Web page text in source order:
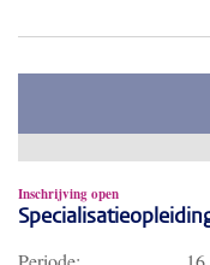
Inschrijving open